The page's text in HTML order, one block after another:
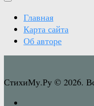
Главная
Карта сайта
Об авторе
СтихиМу.Ру © 2026.